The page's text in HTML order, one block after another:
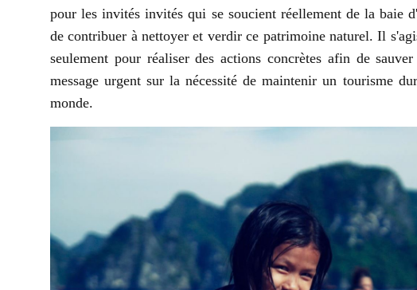
pour les invités invités qui se soucient réellement de la baie
de contribuer à nettoyer et verdir ce patrimoine naturel. Il
seulement pour réaliser des actions concrètes afin de
message urgent sur la nécessité de maintenir un tourisme
monde.